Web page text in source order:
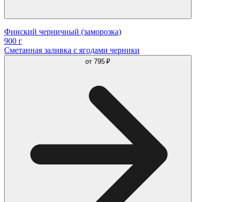
Финский черничный (заморозка)
900 г
Сметанная заливка с ягодами черники
от 795 ₽